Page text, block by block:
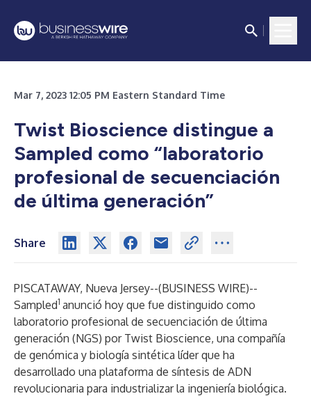
Mar 7, 2023 12:05 PM Eastern Standard Time
Twist Bioscience distingue a
Sampled como “laboratorio
profesional de secuenciación
de última generación”
Share
PISCATAWAY, Nueva Jersey--(BUSINESS WIRE)--
Sampled1 anunció hoy que fue distinguido como
laboratorio profesional de secuenciación de última
generación (NGS) por Twist Bioscience, una compañía
de genómica y biología sintética líder que ha
desarrollado una plataforma de síntesis de ADN
revolucionaria para industrializar la ingeniería biológica.